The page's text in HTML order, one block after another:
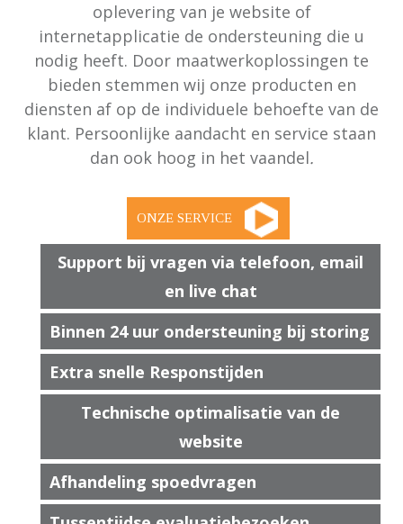
oplevering van je website of
internetapplicatie de ondersteuning die u
nodig heeft. Door maatwerkoplossingen te
bieden stemmen wij onze producten en
diensten af op de individuele behoefte van de
klant. Persoonlijke aandacht en service staan
dan ook hoog in het vaandel.
Support bij vragen via telefoon, email
en live chat
Binnen 24 uur ondersteuning bij storing
Extra snelle Responstijden
Technische optimalisatie van de
website
Afhandeling spoedvragen